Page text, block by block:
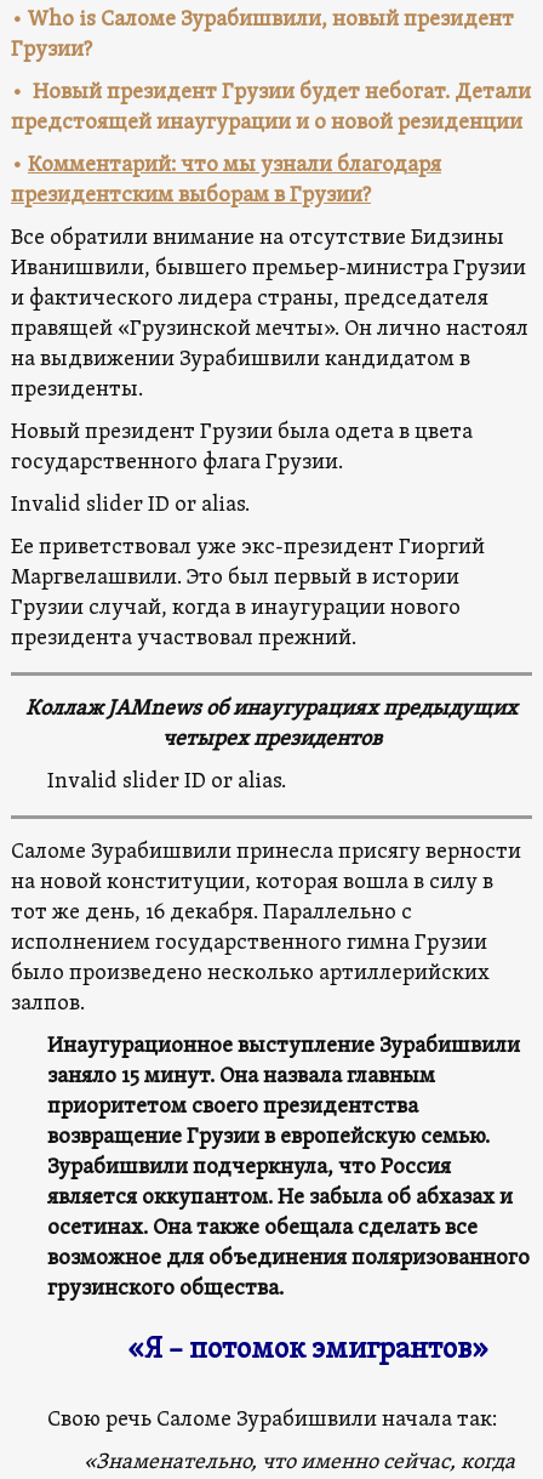
• Who is Саломе Зурабишвили, новыйпрезидент
Грузии?
• Новый президент Грузии будет небогат. Детали
предстоящей инаугурации и о новой резиденции
• Комментарий: что мы узнали благодаря
президентским выборам в Грузии?
Все обратили внимание на отсутствие Бидзины
Иванишвили, бывшего премьер-министра Грузии
и фактического лидера страны, председателя
правящей «Грузинской мечты». Он лично настоял
на выдвижении Зурабишвили кандидатом в
президенты.
Новый президент Грузии была одета в цвета
государственного флага Грузии.
Invalid slider ID or alias.
Ее приветствовал уже экс-президент Гиоргий
Маргвелашвили. Это был первый в истории
Грузии случай, когда в инаугурации нового
президента участвовал прежний.
КоллажJAMnews об инаугурациях предыдущих
четырех президентов
Invalid slider ID or alias.
Саломе Зурабишвили принесла присягу верности
на новой конституции, которая вошла в силу в
тот же день, 16 декабря. Параллельно с
исполнением государственного гимна Грузии
было произведено несколько артиллерийских
залпов.
Инаугурационное выступление Зурабишвили
заняло 15 минут. Она назвала главным
приоритетом своего президентства
возвращение Грузии в европейскую семью.
Зурабишвили подчеркнула, что Россия
является оккупантом. Не забыла об абхазах и
осетинах. Она также обещала сделать все
возможное для объединения поляризованного
грузинского общества.
«Я – потомок эмигрантов»
Свою речь Саломе Зурабишвили начала так:
«Знаменательно, что именно сейчас, когда